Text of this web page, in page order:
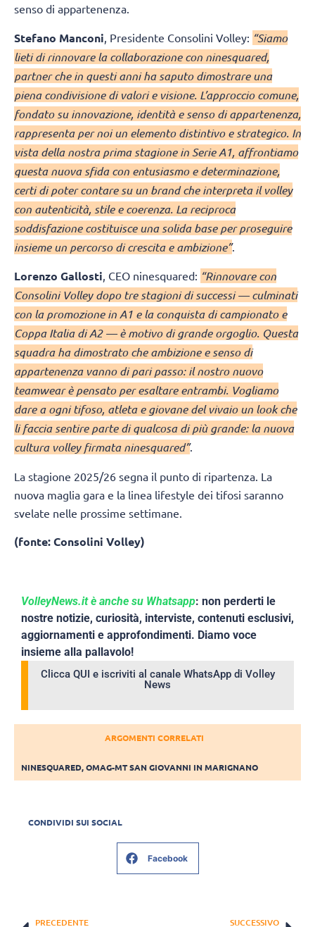
senso di appartenenza.
Stefano Manconi , Presidente Consolini Volley: “Siamo
lieti di rinnovare la collaborazione con ninesquared,
partner che in questi anni ha saputo dimostrare una
piena condivisione di valori e visione. L’approccio comune,
fondato su innovazione, identità e senso di appartenenza,
rappresenta per noi un elemento distintivo e strategico. In
vista della nostra prima stagione in Serie A1, affrontiamo
questa nuova sfida con entusiasmo e determinazione,
certi di poter contare su un brand che interpreta il volley
con autenticità, stile e coerenza. La reciproca
soddisfazione costituisce una solida base per proseguire
insieme un percorso di crescita e ambizione”.
Lorenzo Gallosti, CEO ninesquared: “Rinnovare con
Consolini Volley dopo tre stagioni di successi — culminati
con la promozione in A1 e la conquista di campionato e
Coppa Italia di A2 — è motivo di grande orgoglio. Questa
squadra ha dimostrato che ambizione e senso di
appartenenza vanno di pari passo: il nostro nuovo
teamwear è pensato per esaltare entrambi. Vogliamo
dare a ogni tifoso, atleta e giovane del vivaio un look che
li faccia sentire parte di qualcosa di più grande: la nuova
cultura volley firmata ninesquared”.
La stagione 2025/26 segna il punto di ripartenza. La
nuova maglia gara e la linea lifestyle dei tifosi saranno
svelate nelle prossime settimane.
(fonte: Consolini Volley)
VolleyNews.it è anche su Whatsapp: non perderti le
nostre notizie, curiosità, interviste, contenuti esclusivi,
aggiornamenti e approfondimenti. Diamo voce
insieme alla pallavolo!
Clicca QUI e iscriviti al canale WhatsApp di Volley
News
ARGOMENTI CORRELATI
NINESQUARED,OMAG-MT SAN GIOVANNI IN MARIGNANO
CONDIVIDI SUI SOCIAL
Facebook
PRECEDENTE SUCCESSIVO